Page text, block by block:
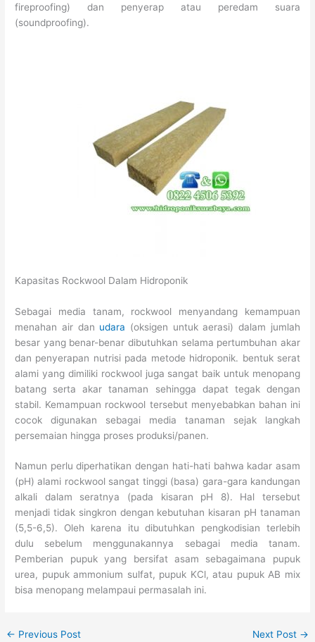
fireproofing) dan penyerap atau peredam suara
(soundproofing).
Kapasitas Rockwool Dalam Hidroponik
Sebagai media tanam, rockwool menyandang kemampuan
menahan air dan udara (oksigen untuk aerasi) dalam jumlah
besar yang benar-benar dibutuhkan selama pertumbuhan akar
dan penyerapan nutrisi pada metode hidroponik. bentuk serat
alami yang dimiliki rockwool juga sangat baik untuk menopang
batang serta akar tanaman sehingga dapat tegak dengan
stabil. Kemampuan rockwool tersebut menyebabkan bahan ini
cocok digunakan sebagai media tanaman sejak langkah
persemaian hingga proses produksi/panen.
Namun perlu diperhatikan dengan hati-hati bahwa kadar asam
(pH) alami rockwool sangat tinggi (basa) gara-gara kandungan
alkali dalam seratnya (pada kisaran pH 8). Hal tersebut
menjadi tidak singkron dengan kebutuhan kisaran pH tanaman
(5,5-6,5). Oleh karena itu dibutuhkan pengkodisian terlebih
dulu sebelum menggunakannya sebagai media tanam.
Pemberian pupuk yang bersifat asam sebagaimana pupuk
urea, pupuk ammonium sulfat, pupuk KCl, atau pupuk AB mix
bisa menopang melampaui permasalah ini.
← Previous Post Next Post →